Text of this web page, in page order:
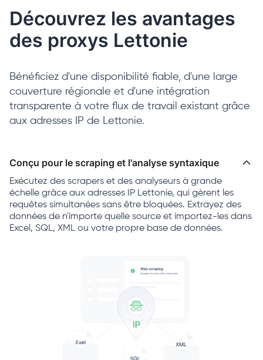
Découvrez les avantages
des proxys Lettonie
Bénéficiez d'une disponibilité fiable, d'une large
couverture régionale et d'une intégration
transparente à votre flux de travail existant grâce
aux adresses IP de Lettonie.
Conçu pour le scraping et l'analyse syntaxique
Exécutez des scrapers et des analyseurs à grande
échelle grâce aux adresses IP Lettonie, qui gèrent les
requêtes simultanées sans être bloquées. Extrayez des
données de n'importe quelle source et importez-les dans
Excel, SQL, XML ou votre propre base de données.